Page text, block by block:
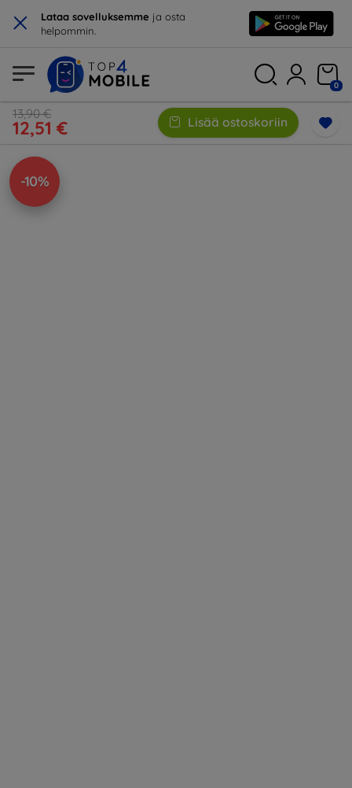
× Lataa sovelluksemme ja osta
helpommin.
0
13,90 €
12,51 € Lisää ostoskoriin
-10%